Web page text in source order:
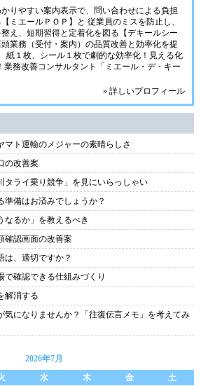
りやすい案内表示で、問い合わせによる負担
ミエールＰＯＰ】と 従業員のミスを防止し、
え、短期習得と定着化を図る【デキールシー
頭業務（受付・案内）の品質改善と効率化を提
紙１枚、シール１枚で劇的な効率化！見える化
業務改善コンサルタント「ミエール・デ・キー
» 詳しいプロフィール
マト運輸のメジャーの素晴らしさ
の改善案
タライ乗り競争」を見にいらっしゃい
準備はお済みでしょうか？
なるか」を教えるべき
確認画面の改善案
は、適切ですか？
で確認できる仕組みづくり
解消する
気になりませんか？「往復伝言メモ」を考えてみ
2026年7月
水 木 金
土